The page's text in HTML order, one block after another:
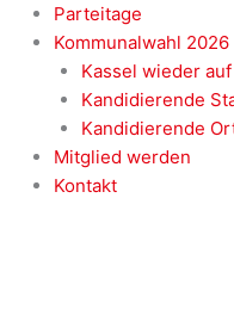
Parteitage
Kommunalwahl 2026
Kassel wieder
Kandidierende
Kandidierende
Mitglied werden
Kontakt